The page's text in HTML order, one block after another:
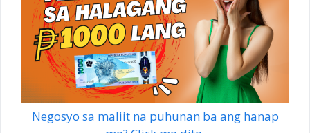
Negosyo sa maliit na puhunan ba ang hanap